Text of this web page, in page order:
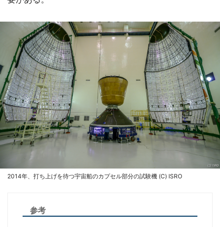
2014年、打ち上げを待つ宇宙船のカプセル部分の試験機 (C) ISRO
参考